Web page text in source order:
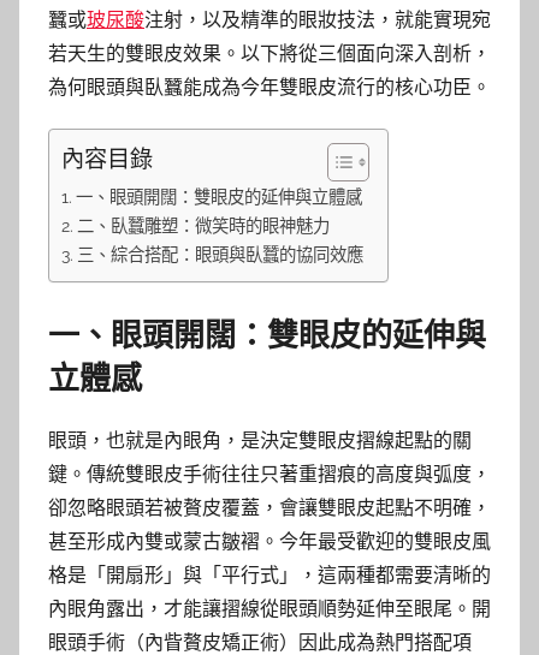
蠶或玻尿酸注射，以及精準的眼妝技法，就能實現宛
若天生的雙眼皮效果。以下將從三個面向深入剖析，
為何眼頭與臥蠶能成為今年雙眼皮流行的核心功臣。
內容目錄
一、眼頭開闊：雙眼皮的延伸與立體感
二、臥蠶雕塑：微笑時的眼神魅力
三、綜合搭配：眼頭與臥蠶的協同效應
一、眼頭開闊：雙眼皮的延伸與
立體感
眼頭，也就是內眼角，是決定雙眼皮摺線起點的關
鍵。傳統雙眼皮手術往往只著重摺痕的高度與弧度，
卻忽略眼頭若被贅皮覆蓋，會讓雙眼皮起點不明確，
甚至形成內雙或蒙古皺褶。今年最受歡迎的雙眼皮風
格是「開扇形」與「平行式」，這兩種都需要清晰的
內眼角露出，才能讓摺線從眼頭順勢延伸至眼尾。開
眼頭手術（內眥贅皮矯正術）因此成為熱門搭配項